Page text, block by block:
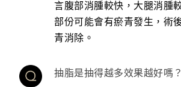
言腹部消腫較快，大腿消腫
部份可能會有瘀青發生，術
青消除。
抽脂是抽得越多效果越好嗎？